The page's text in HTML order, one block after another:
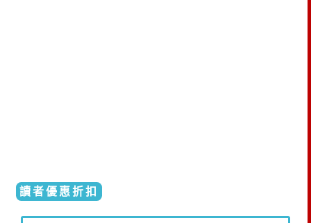
讀者優惠折扣